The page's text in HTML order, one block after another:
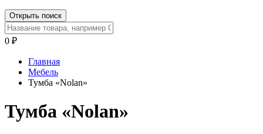
Открыть поиск
0 ₽
Главная
Мебель
Тумба «Nolan»
Тумба «Nolan»